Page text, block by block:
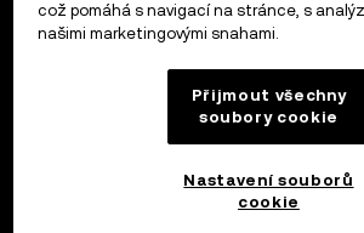
což pomáhá s navigací na stránce, s
našimi marketingovými snahami.
Přijmout všechny
soubory cookie
Nastavení souborů
cookie